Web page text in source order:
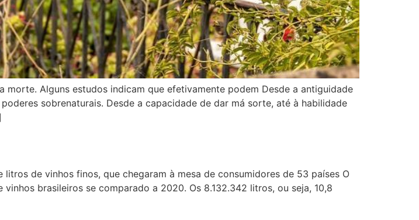
Alguns estudos indicam que efetivamente podem Desde a antiguidade
sobrenaturais. Desde a capacidade de dar má sorte, até à habilidade
de vinhos finos, que chegaram à mesa de consumidores de 53 países O
brasileiros se comparado a 2020. Os 8.132.342 litros, ou seja, 10,8